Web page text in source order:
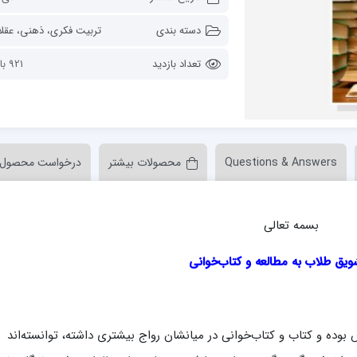
عسکری علیه السلام
علمیه فخریه/ راور
پیامبر اعظم/ رودبار جنوب
دسته بندی
تعداد بازدید
921 بازدید
Questions & Answers محصولات بیشتر درخواست محصول
بسمه تعالی
طلاب به مطالعه و کتاب‌خوانی
بوده و كتاب و كتاب‌خوانی در میانشان رواج بیشتری داشته، توانسته‌اند